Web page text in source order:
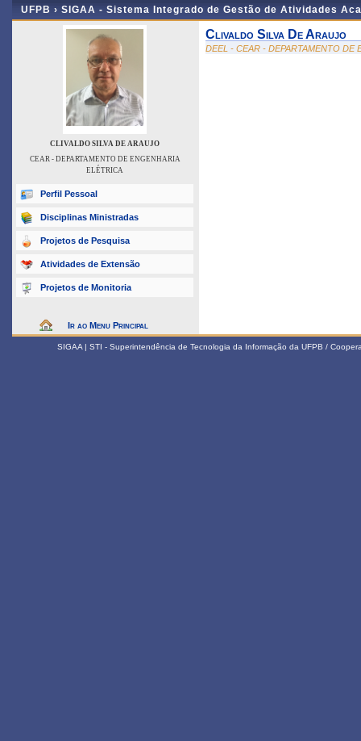
UFPB › SIGAA - Sistema Integrado de Gestão de Atividades
CLIVALDO SILVA DE ARAUJO
CEAR - DEPARTAMENTO DE ENGENHARIA
ELÉTRICA
Perfil Pessoal
Disciplinas Ministradas
Projetos de Pesquisa
Atividades de Extensão
Projetos de Monitoria
Ir ao Menu Principal
Clivaldo Silva De Araujo
DEEL - CEAR - DEPARTAMENTO DE
SIGAA | STI - Superintendência de Tecnologia da Informação da UFPB /